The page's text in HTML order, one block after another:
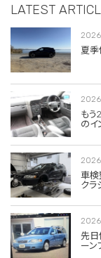
LATEST
夏季
もう
のイ
車検
クラ
先日
ーン